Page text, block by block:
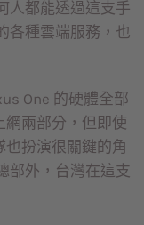
人都能透過這支手
各種雲端服務，也
One 的硬體全部
網兩部分，但即使
也扮演很關鍵的角
部外，台灣在這支